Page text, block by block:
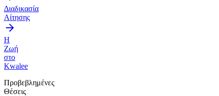
Διαδικασία
Αίτησης
Η
Ζωή
στο
Kwalee
Προβεβλημένες
Θέσεις